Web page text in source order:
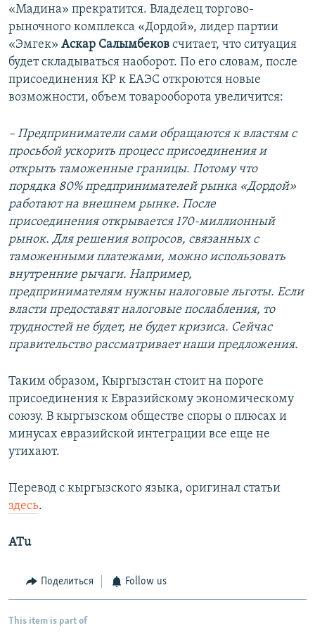
«Мадина» прекратится. Владелец торгово-
рыночного комплекса «Дордой», лидер партии
«Эмгек» Аскар Салымбеков считает, что ситуация
будет складываться наоборот. По его словам, после
присоединения КР к ЕАЭС откроются новые
возможности, объем товарооборота увеличится:
– Предприниматели сами обращаются к властям с
просьбой ускорить процесс присоединения и
открыть таможенные границы. Потому что
порядка 80% предпринимателей рынка «Дордой»
работают на внешнем рынке. После
присоединения открывается 170-миллионный
рынок. Для решения вопросов, связанных с
таможенными платежами, можно использовать
внутренние рычаги. Например,
предпринимателям нужны налоговые льготы. Если
власти предоставят налоговые послабления, то
трудностей не будет, не будет кризиса. Сейчас
правительство рассматривает наши предложения.
Таким образом, Кыргызстан стоит на пороге
присоединения к Евразийскому экономическому
союзу. В кыргызском обществе споры о плюсах и
минусах евразийской интеграции все еще не
утихают.
Перевод с кыргызского языка, оригинал статьи
здесь.
ATu
Поделиться Follow us
This item is part of